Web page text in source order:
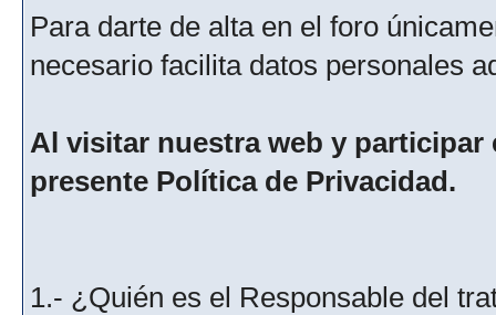
Para darte de alta en el foro
necesario facilita datos personales
Al visitar nuestra web y
presente Política de Privacidad.
1.- ¿Quién es el Responsable del